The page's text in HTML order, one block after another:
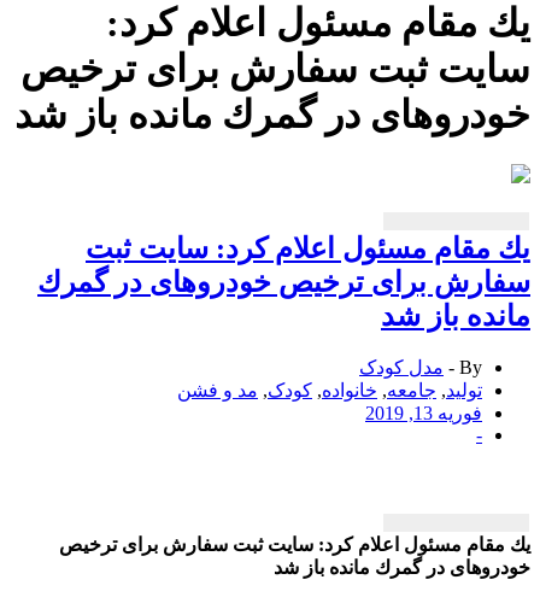
مقام مسئول اعلام كرد:
ثبت سفارش برای ترخیص
در گمرك مانده باز شد
مقام مسئول اعلام كرد: سایت ثبت
برای ترخیص خودروهای در گمرك
باز شد
By -
مدل کودک
تولید
,جامعه,خانواده,کودک,مد و فشن
فوریه 13, 2019
مسئول اعلام كرد: سایت ثبت سفارش برای ترخیص
در گمرك مانده باز شد